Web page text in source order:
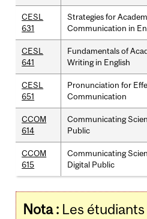
CESL
631
Strategies for
Communication in
CESL
641
Fundamentals of
Writing in English
CESL
651
Pronunciation for
Communication
CCOM
614
Communicating
Public
CCOM
615
Communicating
Digital Public
Nota : Les